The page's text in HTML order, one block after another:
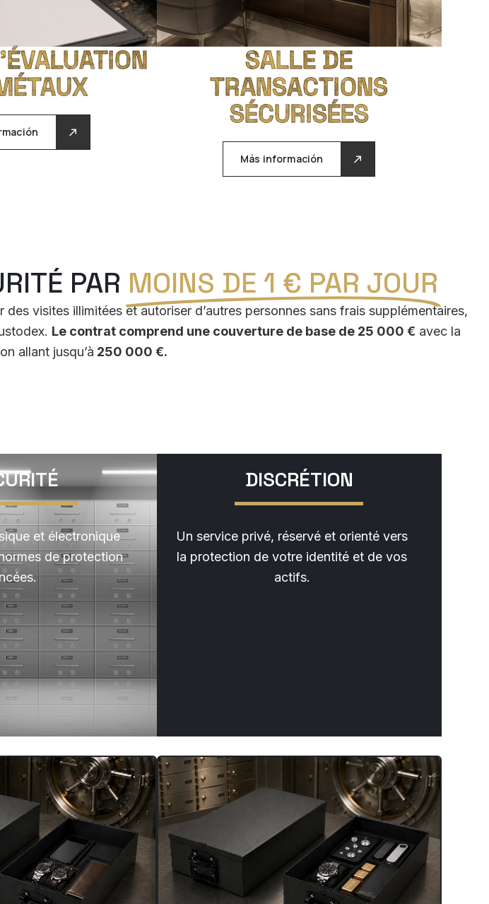
SALLE DE
TRANSACTIONS
SÉCURISÉES
Más información
PAR MOINS DE 1 € PAR JOUR
visites illimitées et autoriser d’autres personnes sans frais supplémentaires,
Le contrat comprend une couverture de base de 25 000 € avec la
allant jusqu’à 250 000 €.
et électronique
de protection
DISCRÉTION
Un service privé, réservé et orienté vers
la protection de votre identité et de vos
actifs.